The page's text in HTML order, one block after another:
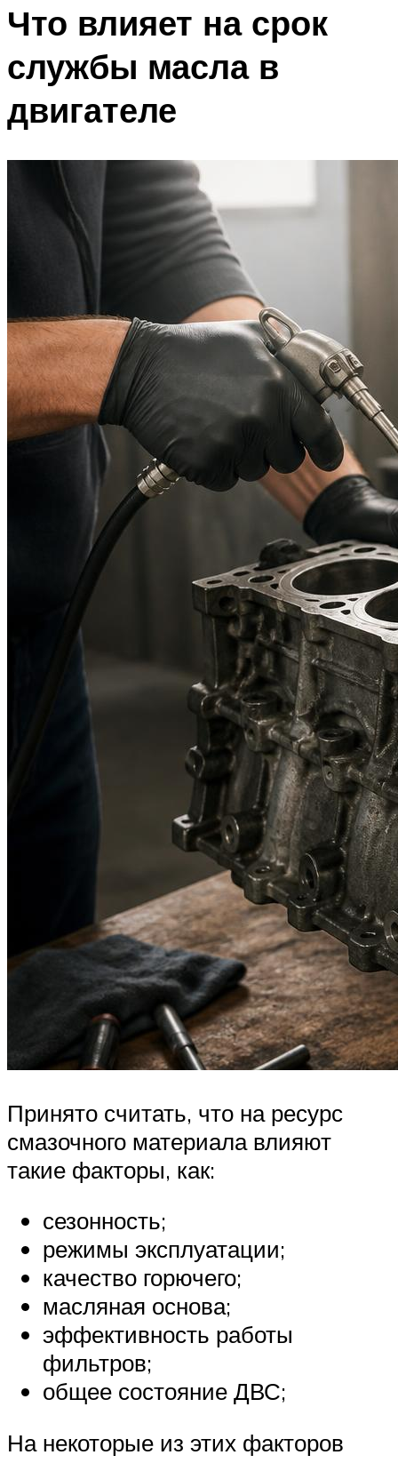
Что влияет на срок
службы масла в
двигателе
Принято считать, что на ресурс
смазочного материала влияют
такие факторы, как:
сезонность;
режимы эксплуатации;
качество горючего;
масляная основа;
эффективность работы
фильтров;
общее состояние ДВС;
На некоторые из этих факторов